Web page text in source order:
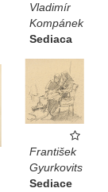
Vladimír
Kompánek
Sediaca
František
Gyurkovits
Sediace